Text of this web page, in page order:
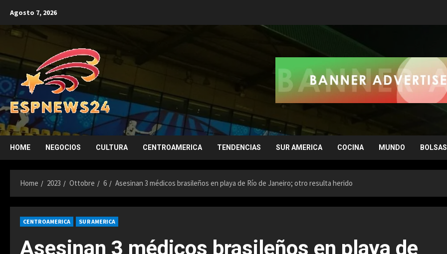
content
Agosto 7, 2026
HOME NEGOCIOS CULTURA CENTROAMERICA TENDENCIAS SUR AMERICA COCINA MUNDO
Home 2023 Ottobre 6 Asesinan 3 médicos brasileños en playa de Río de Janeiro; otro resulta herido
CENTROAMERICA SUR AMERICA
Asesinan 3 médicos brasileños en playa de